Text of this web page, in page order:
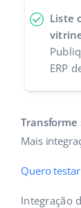
Liste
ERP
Transforme
Mais
Quero
Integração